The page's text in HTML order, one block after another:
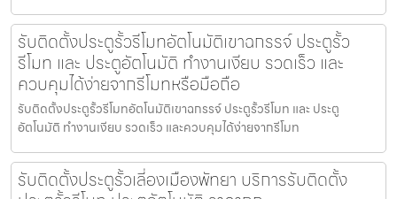
รับติดตั้งประตูรั้วรีโมทอัตโนมัติเขาฉกรรจ์ ประตูรั้ว
รีโมท และ ประตูอัตโนมัติ ทำงานเงียบ รวดเร็ว และ
ควบคุมได้ง่ายจากรีโมทหรือมือถือ
รับติดตั้งประตูรั้วรีโมทอัตโนมัติเขาฉกรรจ์ ประตูรั้วรีโมท และ ประตู
อัตโนมัติ ทำงานเงียบ รวดเร็ว และควบคุมได้ง่ายจากรีโมท
รับติดตั้งประตูรั้วเลี่องเมืองพัทยา บริการรับติดตั้ง